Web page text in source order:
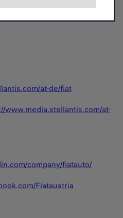
at-de/fiat
www.media.stellantis.com/at-
company/fiatauto/
Fiataustria